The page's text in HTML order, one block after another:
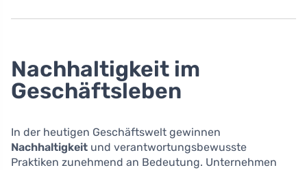
Nachhaltigkeit im
Geschäftsleben
In der heutigen Geschäftswelt gewinnen
Nachhaltigkeit und verantwortungsbewusste
Praktiken zunehmend an Bedeutung. Unternehmen